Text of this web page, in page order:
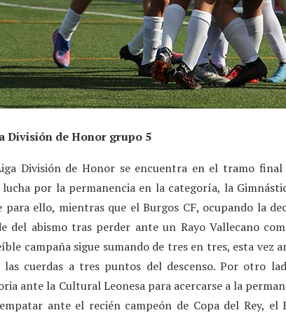
División de Honor grupo 5
División de Honor se encuentra en el tramo
lucha por la permanencia en la categoría, la
ello, mientras que el Burgos CF, ocupando la
del abismo tras perder ante un Rayo Vallecano
campaña sigue sumando de tres en tres, esta vez
las cuerdas a tres puntos del descenso. Por otro
ante la Cultural Leonesa para acercarse a la
ante el recién campeón de Copa del Rey,